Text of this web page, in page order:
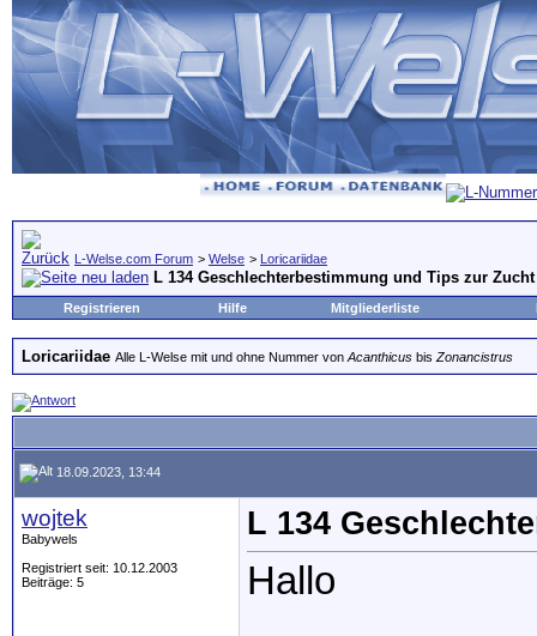
L-Welse.com Forum > Welse > Loricariidae
L 134 Geschlechterbestimmung und Tips zur Zucht
Registrieren Hilfe Mitgliederliste
Loricariidae Alle L-Welse mit und ohne Nummer von Acanthicus bis Zonancistrus
18.09.2023, 13:44
wojtek
Babywels
Registriert seit: 10.12.2003
Beiträge: 5
L 134
Hallo